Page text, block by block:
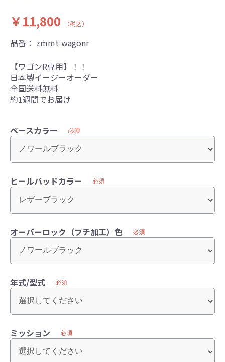
￥11,800
（税込）
品番： zmmt-wagonr
【ワゴンR専用】！！
日本製イージーオーダー
全国送料無料
約1週間でお届け
ベースカラー 必須
ヒールパッドカラー 必須
オーバーロック（フチ加工）色 必須
年式/型式 必須
ミッション 必須